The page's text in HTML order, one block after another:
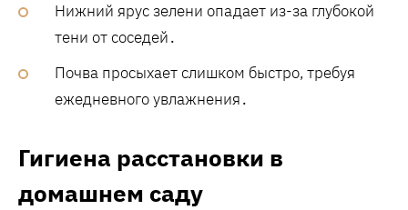
Нижний ярус зелени опадает из-за глубокой
тени от соседей․
Почва просыхает слишком быстро, требуя
ежедневного увлажнения․
Гигиена расстановки в
домашнем саду